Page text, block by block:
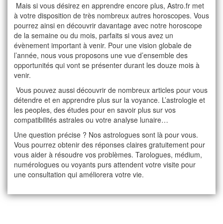
Mais si vous désirez en apprendre encore plus, Astro.fr met
à votre disposition de très nombreux autres horoscopes. Vous
pourrez ainsi en découvrir davantage avec notre horoscope
de la semaine ou du mois, parfaits si vous avez un
évènement important à venir. Pour une vision globale de
l’année, nous vous proposons une vue d’ensemble des
opportunités qui vont se présenter durant les douze mois à
venir.
Vous pouvez aussi découvrir de nombreux articles pour vous
détendre et en apprendre plus sur la voyance. L’astrologie et
les peoples, des études pour en savoir plus sur vos
compatibilités astrales ou votre analyse lunaire…
Une question précise ? Nos astrologues sont là pour vous.
Vous pourrez obtenir des réponses claires gratuitement pour
vous aider à résoudre vos problèmes. Tarologues, médium,
numérologues ou voyants purs attendent votre visite pour
une consultation qui améliorera votre vie.